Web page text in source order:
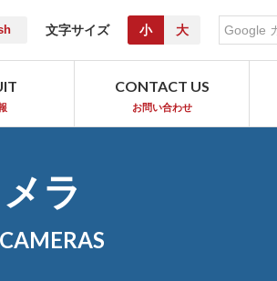
文字サイズ 小 大
CONTACT US
お問い合わせ
ラ